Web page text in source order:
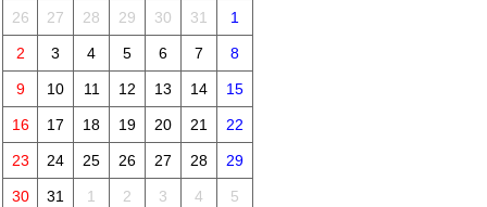
26 27 28 29 30 31 1
2 3 4 5 6 7 8
9 10 11 12 13 14 15
16 17 18 19 20 21 22
23 24 25 26 27 28 29
30 31 1 2 3 4 5